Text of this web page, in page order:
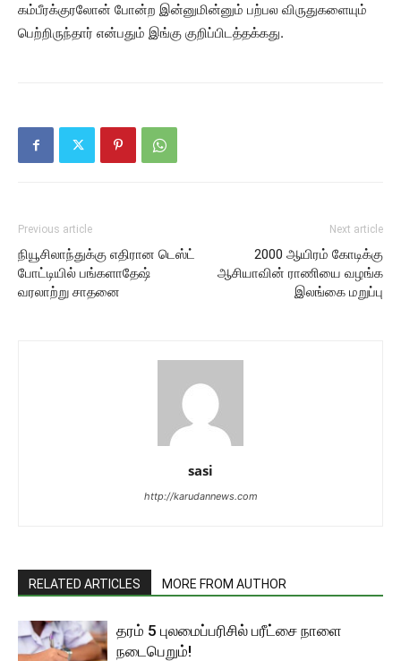
கம்பீரக்குரலோன் போன்ற இன்னுமின்னும் பற்பல விருதுகளையும்
பெற்றிருந்தார் என்பதும் இங்கு குறிப்பிடத்தக்கது.
Previous article
நியூசிலாந்துக்கு எதிரான டெஸ்ட்
போட்டியில் பங்களாதேஷ்
வரலாற்று சாதனை
Next article
2000 ஆயிரம் கோடிக்கு
ஆசியாவின் ராணியை வழங்க
இலங்கை மறுப்பு
sasi
http://karudannews.com
RELATED ARTICLES MORE FROM AUTHOR
தரம் 5 புலமைப்பரிசில் பரீட்சை நாளை
நடைபெறும்!